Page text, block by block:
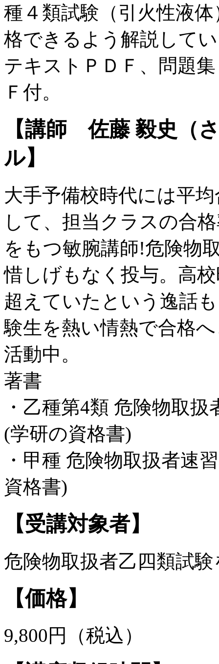
種４類試験（引火性液
格できるよう解説して
テキストＰＤＦ、問題
Ｆ付。
【講師 佐藤 毅史（
ル】
大手予備校時代には平
して、担当クラスの合
をもつ敏腕講師!危険物
惜しげもなく投与。高
超えていたという逸話
験生を熱い情熱で合格
活動中。
著書
・乙種第4類 危険物取
(学研の資格書)
・甲種 危険物取扱者速
資格書)
【受講対象者】
危険物取扱者乙四類試
【価格】
9,800円（税込）